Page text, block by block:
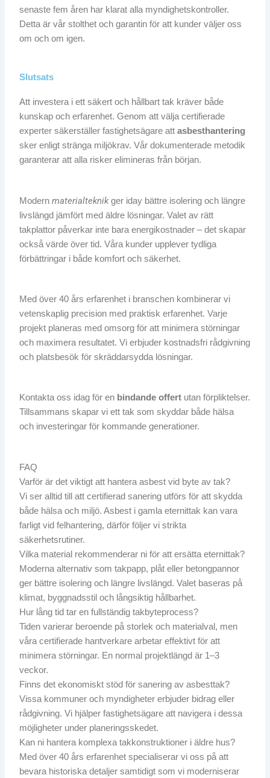
senaste fem åren har klarat alla myndighetskontroller.
Detta är vår stolthet och garantin för att kunder väljer oss
om och om igen.
Slutsats
Att investera i ett säkert och hållbart tak kräver både
kunskap och erfarenhet. Genom att välja certifierade
experter säkerställer fastighetsägare attasbesthantering
sker enligt stränga miljökrav. Vår dokumenterade metodik
garanterar att alla risker elimineras från början.
Modernmaterialteknikger iday bättre isolering och längre
livslängd jämfört med äldre lösningar. Valet av rätt
takplattor påverkar inte bara energikostnader – det skapar
också värde över tid. Våra kunder upplever tydliga
förbättringar i både komfort och säkerhet.
Med över 40 års erfarenhet i branschen kombinerar vi
vetenskaplig precision med praktisk erfarenhet. Varje
projekt planeras med omsorg för att minimera störningar
och maximera resultatet. Vi erbjuder kostnadsfri rådgivning
och platsbesök för skräddarsydda lösningar.
Kontakta oss idag för en bindande offert utan förpliktelser.
Tillsammans skapar vi ett tak som skyddar både hälsa
och investeringar för kommande generationer.
FAQ
Varför är det viktigt att hantera asbest vid byte av tak?
Vi ser alltid till att certifierad sanering utförs för att skydda
både hälsa och miljö. Asbest i gamla eternittak kan vara
farligt vid felhantering, därför följer vi strikta
säkerhetsrutiner.
Vilka material rekommenderar ni för att ersätta eternittak?
Moderna alternativ som takpapp, plåt eller betongpannor
ger bättre isolering och längre livslängd. Valet baseras på
klimat, byggnadsstil och långsiktig hållbarhet.
Hur lång tid tar en fullständig takbyteprocess?
Tiden varierar beroende på storlek och materialval, men
våra certifierade hantverkare arbetar effektivt för att
minimera störningar. En normal projektlängd är 1–3
veckor.
Finns det ekonomiskt stöd för sanering av asbesttak?
Vissa kommuner och myndigheter erbjuder bidrag eller
rådgivning. Vi hjälper fastighetsägare att navigera i dessa
möjligheter under planeringsskedet.
Kan ni hantera komplexa takkonstruktioner i äldre hus?
Med över 40 års erfarenhet specialiserar vi oss på att
bevara historiska detaljer samtidigt som vi moderniserar